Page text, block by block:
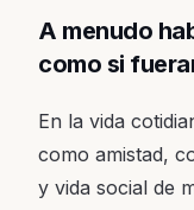
A menudo
como si
En la vida
como amistad,
y vida social de